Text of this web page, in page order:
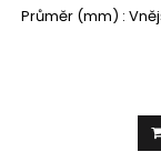
Průměr (mm) :